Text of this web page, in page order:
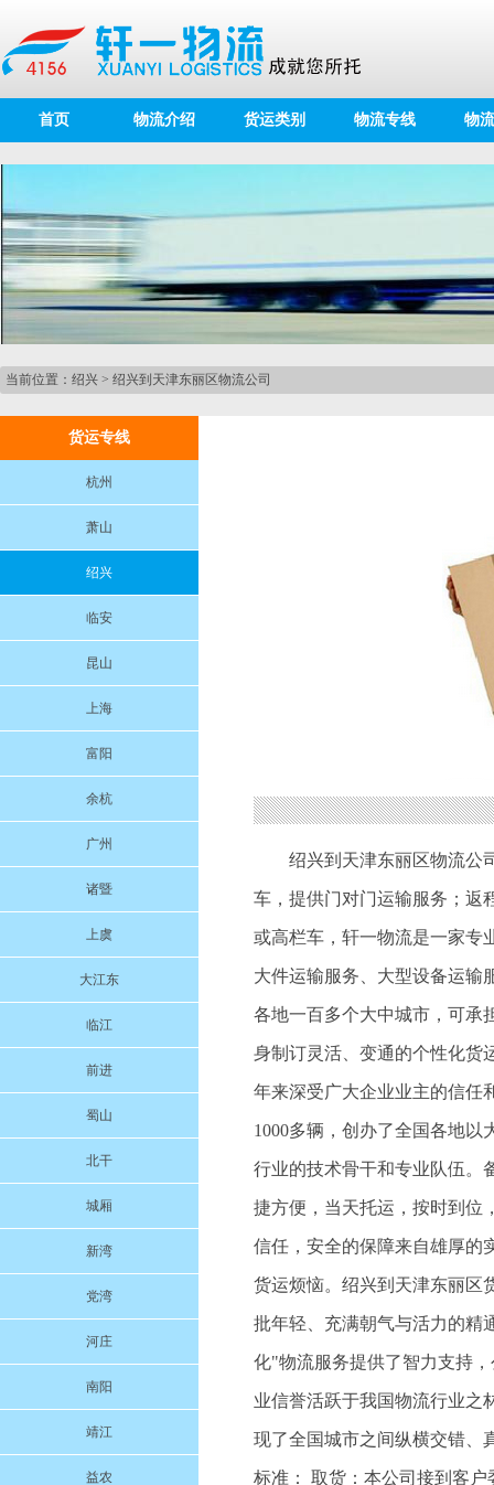
首页 物流介绍 货运类别 物流专线 物
当前位置： 绍兴 > 绍兴到天津东丽区物流公司
货运专线
杭州
萧山
绍兴
临安
昆山
上海
富阳
余杭
广州
诸暨
上虞
大江东
临江
前进
蜀山
北干
城厢
新湾
党湾
河庄
南阳
靖江
益农
绍兴到天津东丽区物流公
车，提供门对门运输服务；返
或高栏车，轩一物流是一家专
大件运输服务、大型设备运输
各地一百多个大中城市，可承
身制订灵活、变通的个性化货
年来深受广大企业业主的信任
1000多辆，创办了全国各地
行业的技术骨干和专业队伍。
捷方便，当天托运，按时到位
信任，安全的保障来自雄厚的
货运烦恼。绍兴到天津东丽区
批年轻、充满朝气与活力的精
化"物流服务提供了智力支持
业信誉活跃于我国物流行业之
现了全国城市之间纵横交错、
标准： 取货：本公司接到客